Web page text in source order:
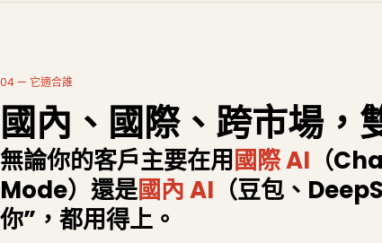
04 — 它適合誰
國內、國際、跨市場，
無論你的客戶主要在用國際 AI （
Mode）還是國內 AI （豆包、
你”，都用得上。